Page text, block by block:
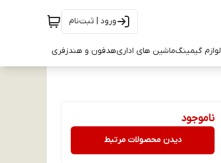
ورود | ثبت‌نام
لوازم گیمینگماشین های اداریهدفون و هندزفری
ناموجود
دیدن محصولات مرتبط